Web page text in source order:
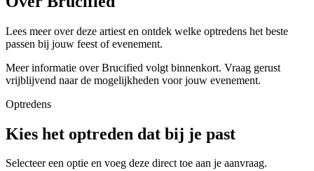
Lees meer over deze artiest en ontdek welke optredens het beste
passen bij jouw feest of evenement.
Meer informatie overBrucified volgt binnenkort. Vraag gerust
vrijblijvend naar de mogelijkheden voor jouw evenement.
Optredens
Kies het optreden dat bij je past
Selecteer een optie en voeg deze direct toe aan je aanvraag.